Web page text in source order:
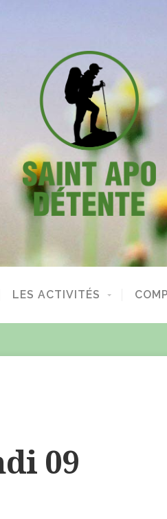
LES ACTIVITÉS
09